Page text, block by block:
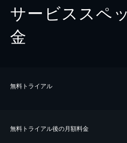
サービススペ
金
無料トライアル
無料トライアル後の⽉額料金